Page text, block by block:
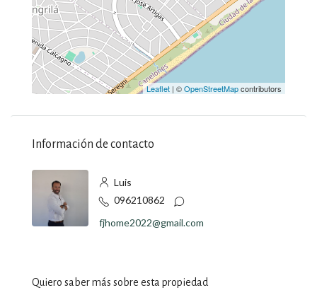
Leaflet | ©OpenStreetMapcontributors
Información de contacto
Luis
096210862
fjhome2022@gmail.com
Quiero saber más sobre esta propiedad